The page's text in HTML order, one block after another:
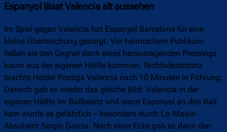
Espanyol lässt Valencia alt aussehen
Im Spiel gegen Valencia hat Espanyol Barcelona für eine
kleine Überraschung gesorgt. Vor heimischem Publikum
ließen sie den Gegner dank eines herausragenden Pressings
kaum aus der eigenen Hälfte kommen. Nichtsdestotrotz
brachte Helder Postiga Valencia nach 10 Minuten in Führung.
Danach gab es wieder das gleiche Bild: Valencia in der
eigenen Hälfte im Ballbesitz und wenn Espanyol an den Ball
kam wurde es gefährlich – besonders durch La-Masia-
Absolvent Sergio García. Nach einer Ecke gab es dann den